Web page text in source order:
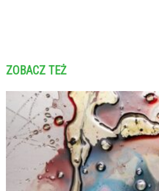
ZOBACZ TEŻ